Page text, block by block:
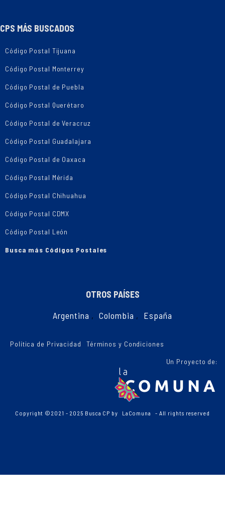
CPS MÁS BUSCADOS
Código Postal Tijuana
Código Postal Monterrey
Código Postal de Puebla
Código Postal Querétaro
Código Postal de Veracruz
Código Postal Guadalajara
Código Postal de Oaxaca
Código Postal Mérida
Código Postal Chihuahua
Código Postal CDMX
Código Postal León
Busca más Códigos Postales
OTROS PAÍSES
Argentina , Colombia , España
Política de Privacidad Términos y Condiciones
Un Proyecto de:
Copyright ©2021 - 2025 Busca CP by LaComuna - All rights reserved